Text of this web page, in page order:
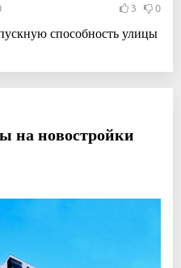
3 0
способность улицы
на новостройки